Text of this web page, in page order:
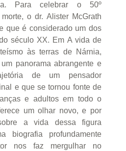
Para celebrar o 50º
o dr. Alister McGrath
que é considerado um dos
século XX. Em A vida de
às terras de Nárnia,
panorama abrangente e
de um pensador
e que se tornou fonte de
e adultos em todo o
um olhar novo, e por
a vida dessa figura
biografia profundamente
nos faz mergulhar no